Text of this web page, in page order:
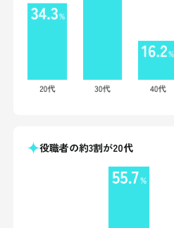
役職者の約3割が20代